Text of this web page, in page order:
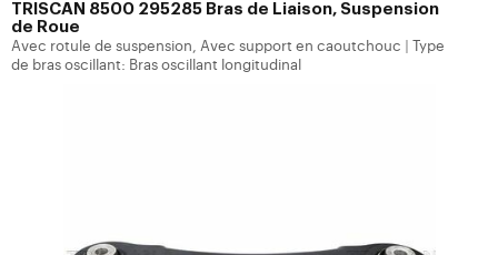
TRISCAN 8500 295285 Bras de Liaison, Suspension
de Roue
Avec rotule de suspension, Avec support en caoutchouc
Type
de bras oscillant: Bras oscillant longitudinal